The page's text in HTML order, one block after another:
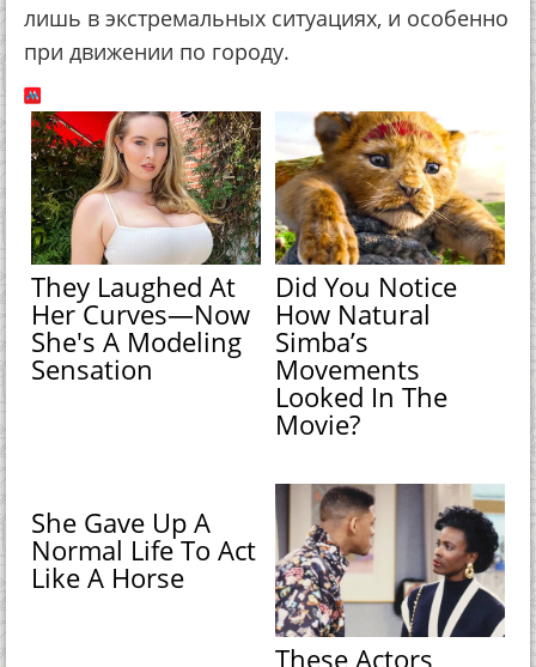
лишь в экстремальных ситуациях, и особенно
при движении по городу.
They Laughed At
Her Curves—Now
She's A Modeling
Sensation
Did You Notice
How Natural
Simba’s
Movements
Looked In The
Movie?
She Gave Up A
Normal Life To Act
Like A Horse
These Actors